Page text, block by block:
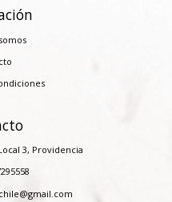
3, Providencia